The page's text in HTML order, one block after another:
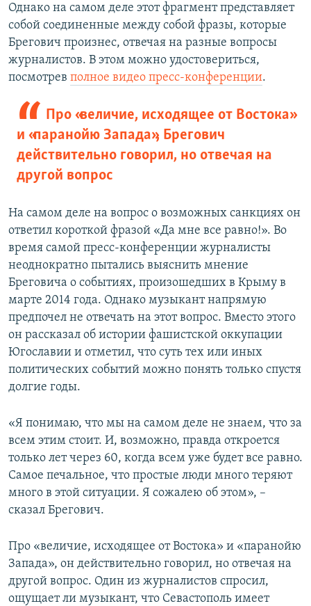
Однако на самом деле этот фрагмент представляет
собой соединенные между собой фразы, которые
Брегович произнес, отвечая на разные вопросы
журналистов. В этом можно удостовериться,
посмотрев полное видео пресс-конференции.
Про «величие, исходящее от Востока»
и «паранойю Запада», Брегович
действительно говорил, но отвечая на
другой вопрос
На самом деле на вопрос о возможных санкциях он
ответил короткой фразой «Да мне все равно!». Во
время самой пресс-конференции журналисты
неоднократно пытались выяснить мнение
Бреговича о событиях, произошедших в Крыму в
марте 2014 года. Однако музыкант напрямую
предпочел не отвечать на этот вопрос. Вместо этого
он рассказал об истории фашистской оккупации
Югославии и отметил, что суть тех или иных
политических событий можно понять только спустя
долгие годы.
«Я понимаю, что мы на самом деле не знаем, что за
всем этим стоит. И, возможно, правда откроется
только лет через 60, когда всем уже будет все равно.
Самое печальное, что простые люди много теряют
много в этой ситуации. Я сожалею об этом», –
сказал Брегович.
Про «величие, исходящее от Востока» и «паранойю
Запада», он действительно говорил, но отвечая на
другой вопрос. Один из журналистов спросил,
ощущает ли музыкант, что Севастополь имеет